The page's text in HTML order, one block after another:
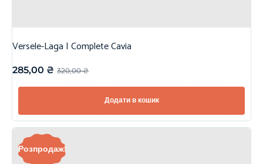
Versele-Laga | Complete Cavia
320,00₴
285,00 ₴
Додати в кошик
Розпродаж!